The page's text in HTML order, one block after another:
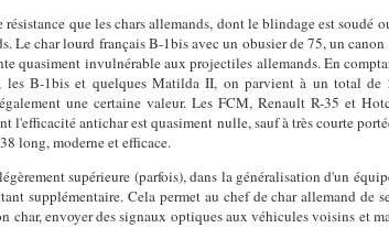
que les chars allemands, dont le blindage est soudé
Le char lourd français B-1bis avec un obusier de 75, un canon
quasiment invulnérable aux projectiles allemands. En
B-1bis et quelques Matilda II, on parvient à un total de
une certaine valeur. Les FCM, Renault R-35 et
antichar est quasiment nulle, sauf à très courte
long, moderne et efficace.
supérieure (parfois), dans la généralisation d'un
supplémentaire. Cela permet au chef de char allemand de
envoyer des signaux optiques aux véhicules voisins et